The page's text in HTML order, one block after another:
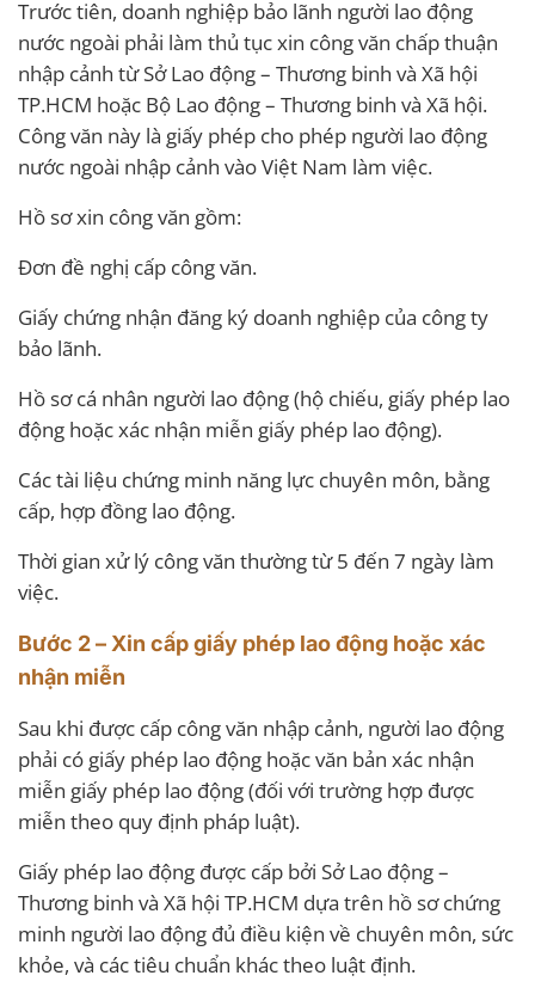
Trước tiên, doanh nghiệp bảo lãnh người lao động
nước ngoài phải làm thủ tục xin công văn chấp thuận
nhập cảnh từ Sở Lao động – Thương binh và Xã hội
TP.HCM hoặc Bộ Lao động – Thương binh và Xã hội.
Công văn này là giấy phép cho phép người lao động
nước ngoài nhập cảnh vào Việt Nam làm việc.
Hồ sơ xin công văn gồm:
Đơn đề nghị cấp công văn.
Giấy chứng nhận đăng ký doanh nghiệp của công ty
bảo lãnh.
Hồ sơ cá nhân người lao động (hộ chiếu, giấy phép lao
động hoặc xác nhận miễn giấy phép lao động).
Các tài liệu chứng minh năng lực chuyên môn, bằng
cấp, hợp đồng lao động.
Thời gian xử lý công văn thường từ 5 đến 7 ngày làm
việc.
Bước 2 – Xin cấp giấy phép lao động hoặc xác
nhận miễn
Sau khi được cấp công văn nhập cảnh, người lao động
phải có giấy phép lao động hoặc văn bản xác nhận
miễn giấy phép lao động (đối với trường hợp được
miễn theo quy định pháp luật).
Giấy phép lao động được cấp bởi Sở Lao động –
Thương binh và Xã hội TP.HCM dựa trên hồ sơ chứng
minh người lao động đủ điều kiện về chuyên môn, sức
khỏe, và các tiêu chuẩn khác theo luật định.